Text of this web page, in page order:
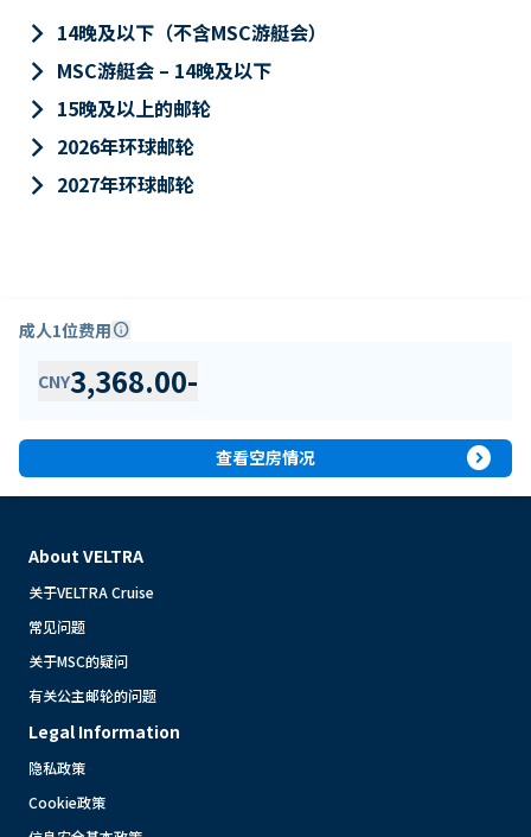
keyboard_arrow_right 14晚及以下（不含MSC游艇会）
keyboard_arrow_right MSC游艇会 – 14晚及以下
keyboard_arrow_right 15晚及以上的邮轮
keyboard_arrow_right 2026年环球邮轮
keyboard_arrow_right 2027年环球邮轮
成人1位费用info
CNY3,368.00-
查看空房情况 expand_circle_right
About VELTRA
关于VELTRA Cruise
常见问题
关于MSC的疑问
有关公主邮轮的问题
Legal Information
隐私政策
Cookie政策